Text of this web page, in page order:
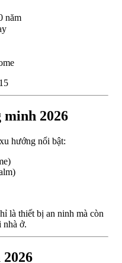
năm
minh 2026
hướng nổi bật:
là thiết bị an ninh mà còn
nhà ở.